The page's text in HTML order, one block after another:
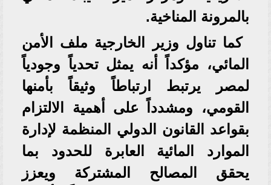
بالمرونة المناخية.
كما تناول وزير الخارجية ملف الأمن
المائي، مؤكداً أنه يمثل تحدياً وجودياً
لمصر يرتبط ارتباطاً وثيقاً بأمنها
القومي، ومشدداً على أهمية الالتزام
بقواعد القانون الدولي المنظمة لإدارة
الموارد المائية العابرة للحدود بما
يحقق المصالح المشتركة ويعزز